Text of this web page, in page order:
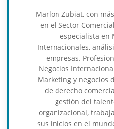
Marlon Zubiat, con
en el Sector
especialista en
Internacionales,
empresas.
Negocios
Marketing y negocios
de derecho
gestión del
organizacional,
sus inicios en el